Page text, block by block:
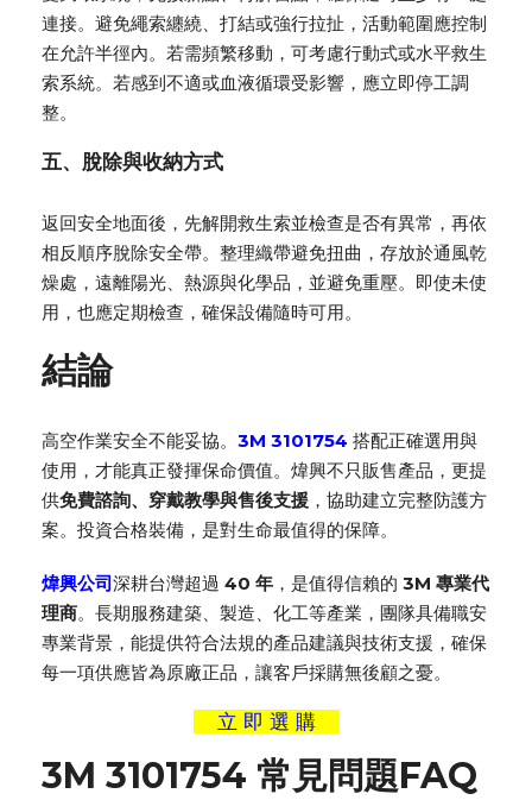
連接。避免繩索纏繞、打結或強行拉扯，活動範圍應控制
在允許半徑內。若需頻繁移動，可考慮行動式或水平救生
索系統。若感到不適或血液循環受影響，應立即停工調
整。
五、脫除與收納方式
返回安全地面後，先解開救生索並檢查是否有異常，再依
相反順序脫除安全帶。整理織帶避免扭曲，存放於通風乾
燥處，遠離陽光、熱源與化學品，並避免重壓。即使未使
用，也應定期檢查，確保設備隨時可用。
結論
高空作業安全不能妥協。 3M 3101754 搭配正確選用與
使用，才能真正發揮保命價值。煒興不只販售產品，更提
供免費諮詢、穿戴教學與售後支援 ，協助建立完整防護方
案。投資合格裝備，是對生命最值得的保障。
煒興公司深耕台灣超過 40 年 ，是值得信賴的 3M 專業代
理商。長期服務建築、製造、化工等產業，團隊具備職安
專業背景，能提供符合法規的產品建議與技術支援，確保
每一項供應皆為原廠正品，讓客戶採購無後顧之憂。
立 即 選 購
3M 3101754 常見問題FAQ